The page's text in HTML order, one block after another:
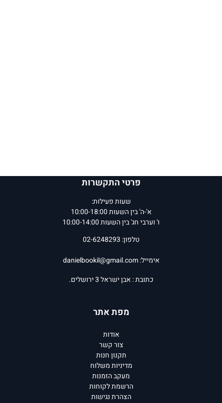
פרטי התקשרות
שעות פעילות:
א'-ה' בין השעות 10:00-18:00
ו' וערבי חג' בין השעות 10:00-14:00
טלפון: 02-6248293
אימייל:danielbookil@gmail.com
כתובת : אבן ישראל 3 ירושלים.
מפת אתר
אודות
צור קשר
תקנון חנות
מדיניות משלוח
מעקב הזמנות
הרשמת לקוחות
הצהרת נגישות